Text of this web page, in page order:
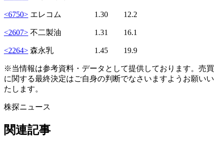
<6750> エレコム 1.30 12.2
<2607> 不二製油 1.31 16.1
<2264> 森永乳 1.45 19.9
※当情報は参考資料・データとして提供しております。売買
に関する最終決定はご自身の判断でなさいますようお願いい
たします。
株探ニュース
関連記事